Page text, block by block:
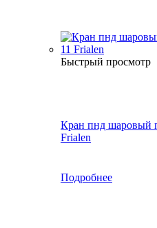
Быстрый просмотр
Кран пнд шаровый
Frialen
Подробнее